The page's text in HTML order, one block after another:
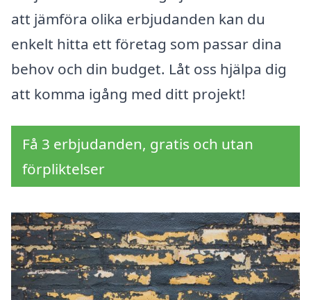
att jämföra olika erbjudanden kan du
enkelt hitta ett företag som passar dina
behov och din budget. Låt oss hjälpa dig
att komma igång med ditt projekt!
Få 3 erbjudanden, gratis och utan
förpliktelser